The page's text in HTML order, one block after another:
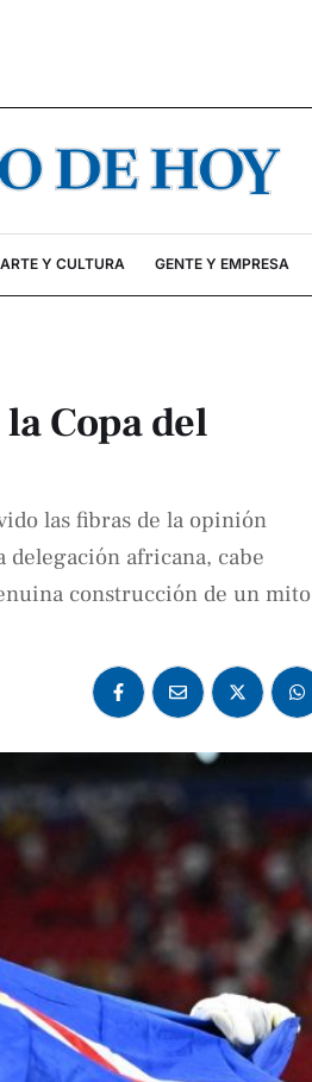
ARTE Y CULTURA GENTE Y EMPRESA
Copa del
las fibras de la opinión
africana, cabe
construcción de un mito